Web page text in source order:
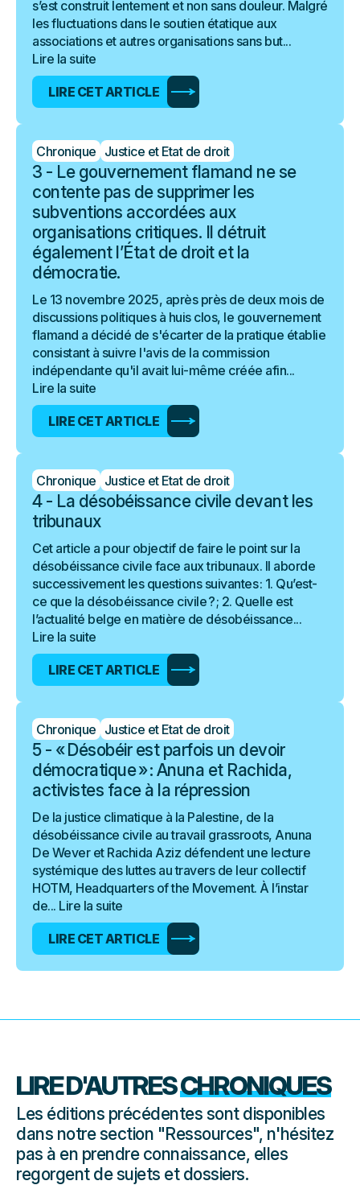
s’est construit lentement et non sans douleur. Malgré
les fluctuations dans le soutien étatique aux
associations et autres organisations sans but...
Lire la suite
LIRE CET ARTICLE
Chronique Justice et Etat de droit
3 - Le gouvernement flamand ne se
contente pas de supprimer les
subventions accordées aux
organisations critiques. Il détruit
également l’État de droit et la
démocratie.
Le 13 novembre 2025, après près de deux mois de
discussions politiques à huis clos, le gouvernement
flamand a décidé de s'écarter de la pratique établie
consistant à suivre l'avis de la commission
indépendante qu'il avait lui-même créée afin...
Lire la suite
LIRE CET ARTICLE
Chronique Justice et Etat de droit
4 - La désobéissance civile devant les
tribunaux
Cet article a pour objectif de faire le point sur la
désobéissance civile face aux tribunaux. Il aborde
successivement les questions suivantes : 1. Qu’est-
ce que la désobéissance civile ? ; 2. Quelle est
l’actualité belge en matière de désobéissance...
Lire la suite
LIRE CET ARTICLE
Chronique Justice et Etat de droit
5 - « Désobéir est parfois un devoir
démocratique » : Anuna et Rachida,
activistes face à la répression
De la justice climatique à la Palestine, de la
désobéissance civile au travail grassroots, Anuna
De Wever et Rachida Aziz défendent une lecture
systémique des luttes au travers de leur collectif
HOTM, Headquarters of the Movement. À l’instar
de... Lire la suite
LIRE CET ARTICLE
LIRE D'AUTRESCHRONIQUES
Les éditions précédentes sont disponibles
dans notre section "Ressources", n'hésitez
pas à en prendre connaissance, elles
regorgent de sujets et dossiers.